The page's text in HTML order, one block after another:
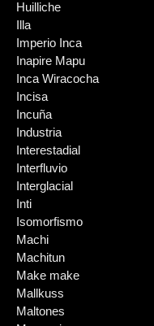
Huilliche
Illa
Imperio Inca
Inapire Mapu
Inca Wiracocha
Incisa
Incuña
Industria
Interestadial
Interfluvio
Interglacial
Inti
Isomorfismo
Machi
Machitun
Make make
Mallkuss
Maltones